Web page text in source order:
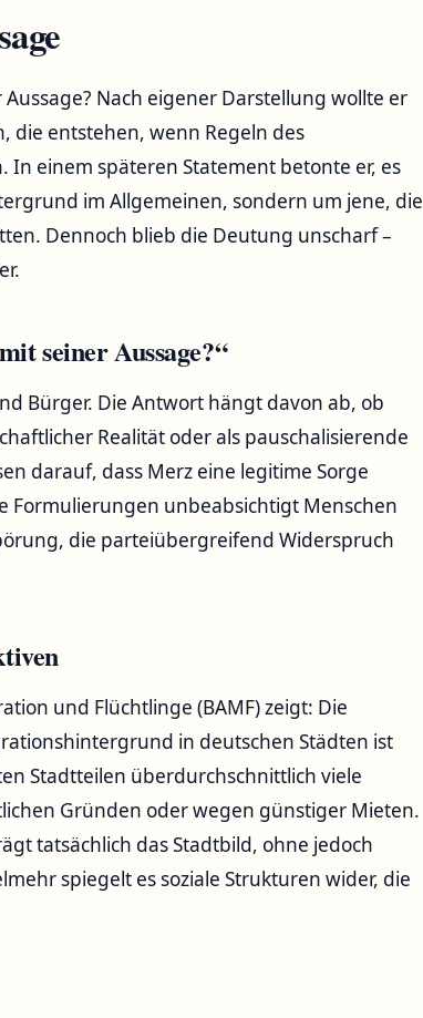
Nach eigener Darstellung wollte er
die entstehen, wenn Regeln des
einem späteren Statement betonte er, es
im Allgemeinen, sondern um jene, die
Dennoch blieb die Deutung unscharf –
seiner Aussage?“
Bürger. Die Antwort hängt davon ab, ob
Realität oder als pauschalisierende
darauf, dass Merz eine legitime Sorge
Formulierungen unbeabsichtigt Menschen
die parteiübergreifend Widerspruch
und Flüchtlinge (BAMF) zeigt: Die
in deutschen Städten ist
Stadtteilen überdurchschnittlich viele
Gründen oder wegen günstiger Mieten.
tatsächlich das Stadtbild, ohne jedoch
spiegelt es soziale Strukturen wider, die